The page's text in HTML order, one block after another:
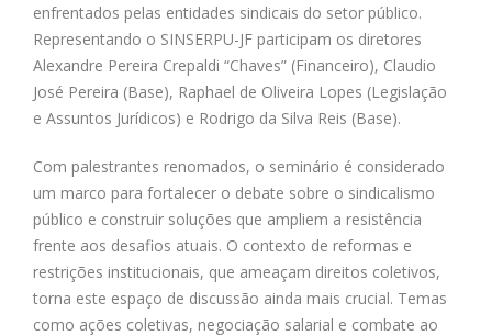
enfrentados pelas entidades sindicais do setor público.
Representando o SINSERPU-JF participam os diretores
Alexandre Pereira Crepaldi “Chaves” (Financeiro), Claudio
José Pereira (Base), Raphael de Oliveira Lopes (Legislação
e Assuntos Jurídicos) e Rodrigo da Silva Reis (Base).
Com palestrantes renomados, o seminário é considerado
um marco para fortalecer o debate sobre o sindicalismo
público e construir soluções que ampliem a resistência
frente aos desafios atuais. O contexto de reformas e
restrições institucionais, que ameaçam direitos coletivos,
torna este espaço de discussão ainda mais crucial. Temas
como ações coletivas, negociação salarial e combate ao